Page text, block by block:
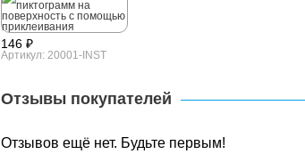
146 ₽
Артикул: 20001-INST
Отзывы покупателей
Отзывов ещё нет. Будьте первым!